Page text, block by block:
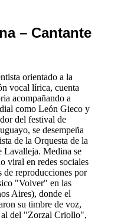
– Cantante
orientado a la
vocal lírica, cuenta
acompañando a
como León Gieco y
del festival de
se desempeña
de la Orquesta de la
Lavalleja. Medina se
viral en redes sociales
de reproducciones por
"Volver" en las
Aires), donde el
su timbre de voz,
al del "Zorzal Criollo",